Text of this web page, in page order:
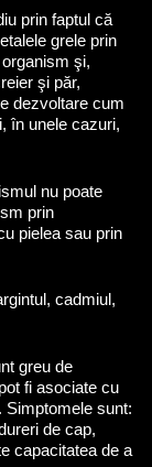
prin faptul că
grele prin
şi,
şi păr,
dezvoltare cum
în unele cazuri,
nu poate
prin
pielea sau prin
cadmiul,
greu de
fi asociate cu
Simptomele sunt:
de cap,
capacitatea de a